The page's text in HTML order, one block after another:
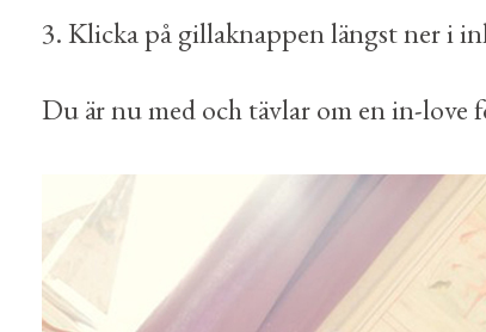
Klicka på gillaknappen längst ner i
Du är nu med och tävlar om en in-